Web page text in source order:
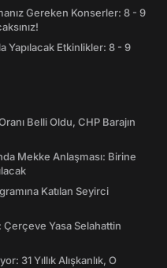
Gereken Konserler: 8 - 9
Yapılacak Etkinlikler: 8 - 9
Belli Oldu, CHP Barajın
Mekke Anlaşması: Birine
Katılan Seyirci
Çerçeve Yasa Selahattin
31 Yıllık Alışkanlık, O